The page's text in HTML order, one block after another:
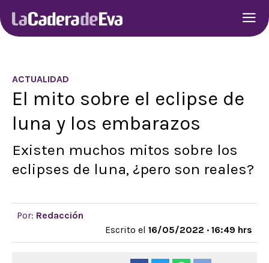
ACTUALIDAD
El mito sobre el eclipse de
luna y los embarazos
Existen muchos mitos sobre los
eclipses de luna, ¿pero son reales?
Por: Redacción
Escrito el 16/05/2022 · 16:49 hrs